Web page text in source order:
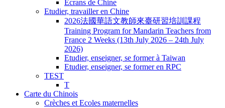
Ecrans de Chine
Etudier, travailler en Chine
2026法國華語文教師來臺研習培訓課程
Training Program for Mandarin Teachers from
France 2 Weeks (13th July 2026 – 24th July
2026)
Etudier, enseigner, se former à Taiwan
Etudier, enseigner, se former en RPC
TEST
T
Carte du Chinois
Crèches et Ecoles maternelles